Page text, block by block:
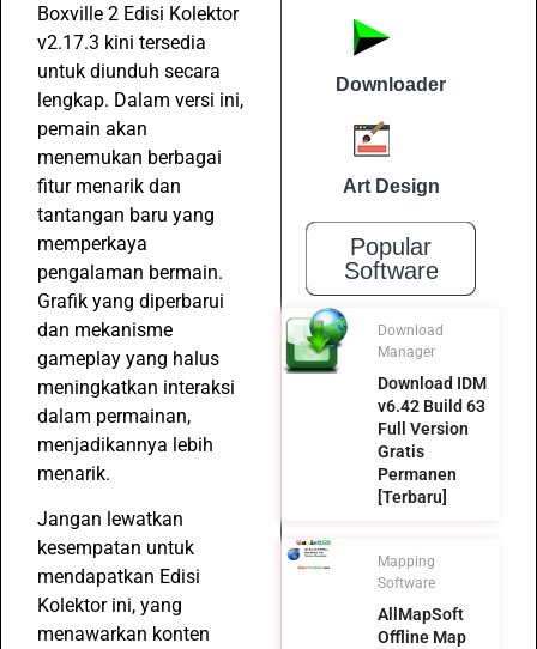
Boxville 2 Edisi Kolektor
v2.17.3 kini tersedia
untuk diunduh secara
lengkap. Dalam versi ini,
pemain akan
menemukan berbagai
fitur menarik dan
tantangan baru yang
memperkaya
pengalaman bermain.
Grafik yang diperbarui
dan mekanisme
gameplay yang halus
meningkatkan interaksi
dalam permainan,
menjadikannya lebih
menarik.
Jangan lewatkan
kesempatan untuk
mendapatkan Edisi
Kolektor ini, yang
menawarkan konten
Downloader
Art Design
Popular
Software
Download
Manager
Download IDM
v6.42 Build 63
Full Version
Gratis
Permanen
[Terbaru]
Mapping
Software
AllMapSoft
Offline Map